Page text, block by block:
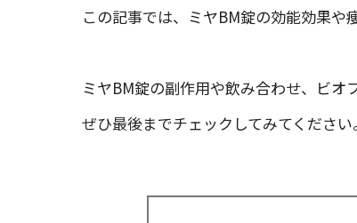
この記事では、ミヤBM錠の効能効果や
ミヤBM錠の副作用や飲み合わせ、ビオ
ぜひ最後までチェックしてみてください。